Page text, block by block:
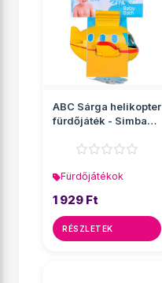
ABC Sárga helikopter
fürdőjáték - Simba
Fürdőjátékok
1 929 Ft
RÉSZLETEK